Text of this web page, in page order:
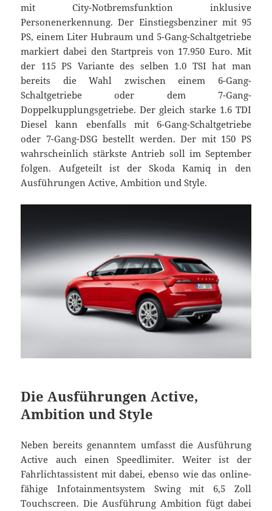
mit City-Notbremsfunktion inklusive
Personenerkennung. Der Einstiegsbenziner mit 95
PS, einem Liter Hubraum und 5-Gang-Schaltgetriebe
markiert dabei den Startpreis von 17.950 Euro. Mit
der 115 PS Variante des selben 1.0 TSI hat man
bereits die Wahl zwischen einem 6-Gang-
Schaltgetriebe oder dem 7-Gang-
Doppelkupplungsgetriebe. Der gleich starke 1.6 TDI
Diesel kann ebenfalls mit 6-Gang-Schaltgetriebe
oder 7-Gang-DSG bestellt werden. Der mit 150 PS
wahrscheinlich stärkste Antrieb soll im September
folgen. Aufgeteilt ist der Skoda Kamiq in den
Ausführungen Active, Ambition und Style.
Die Ausführungen Active,
Ambition und Style
Neben bereits genanntem umfasst die Ausführung
Active auch einen Speedlimiter. Weiter ist der
Fahrlichtassistent mit dabei, ebenso wie das online-
fähige Infotainmentsystem Swing mit 6,5 Zoll
Touchscreen. Die Ausführung Ambition fügt dabei